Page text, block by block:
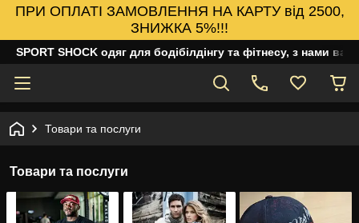
ПРИ ОПЛАТІ ЗАМОВЛЕННЯ НА КАРТУ від 2500,
ЗНИЖКА 5%!!!
SPORT SHOCK одяг для бодібілдінгу та фітнесу, з нами
Товари та послуги
Товари та послуги